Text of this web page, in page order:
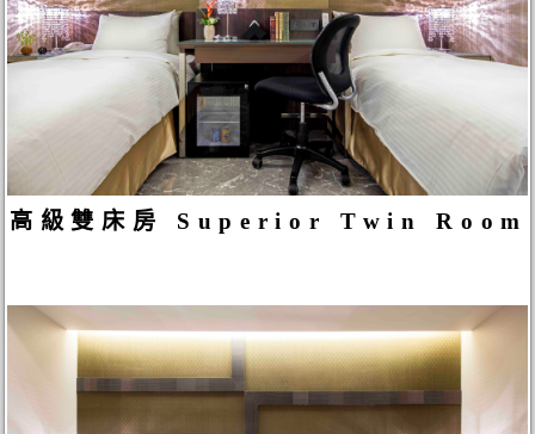
高級雙床房 Superior Twin Room